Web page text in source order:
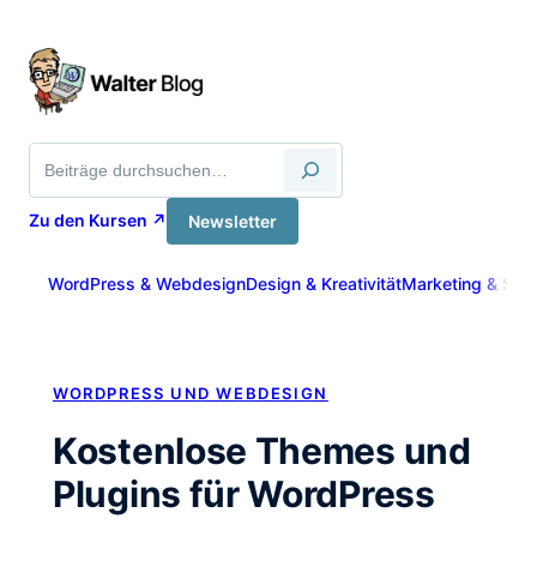
Inhalt
springen
Zu den Kursen ↗ Newsletter
WordPress & WebdesignDesign & KreativitätMarketing &
WORDPRESS UND WEBDESIGN
Kostenlose Themes und
Plugins für WordPress